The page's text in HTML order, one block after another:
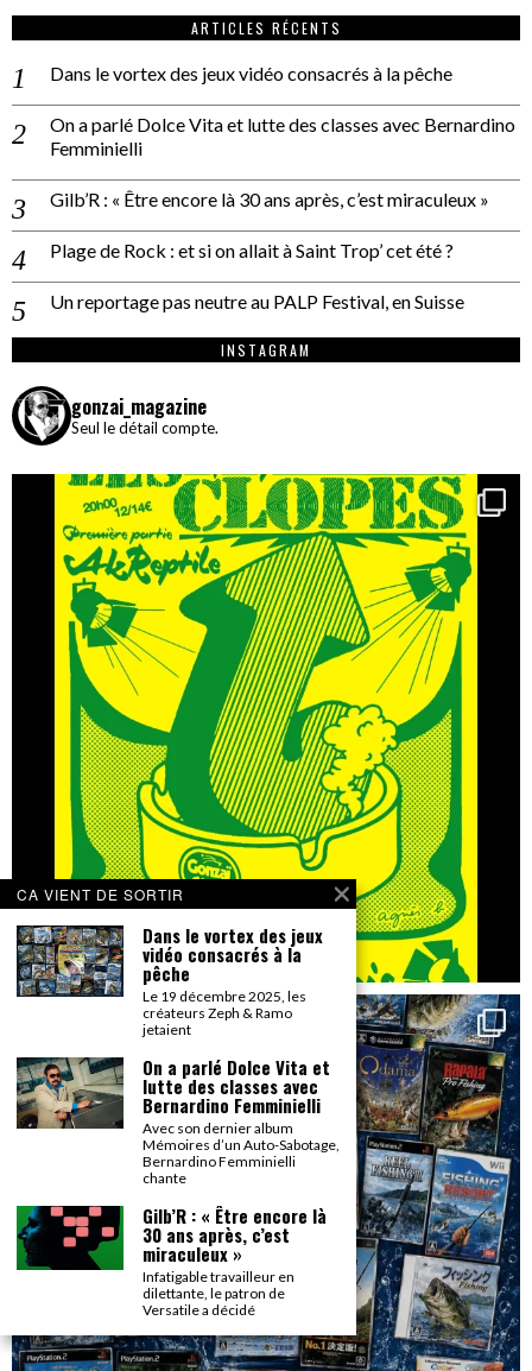
ARTICLES RÉCENTS
Dans le vortex des jeux vidéo consacrés à la pêche
On a parlé Dolce Vita et lutte des classes avec Bernardino
Femminielli
Gilb’R : « Être encore là 30 ans après, c’est miraculeux »
Plage de Rock : et si on allait à Saint Trop’ cet été ?
Un reportage pas neutre au PALP Festival, en Suisse
INSTAGRAM
gonzai_magazine
Seul le détail compte.
CA VIENT DE SORTIR
Dans le vortex des jeux
vidéo consacrés à la
pêche
Le 19 décembre 2025, les
créateurs Zeph & Ramo
jetaient
On a parlé Dolce Vita et
lutte des classes avec
Bernardino Femminielli
Avec son dernier album
Mémoires d’un Auto-Sabotage,
Bernardino Femminielli
chante
Gilb’R : « Être encore là
30 ans après, c’est
miraculeux »
Infatigable travailleur en
dilettante, le patron de
Versatile a décidé